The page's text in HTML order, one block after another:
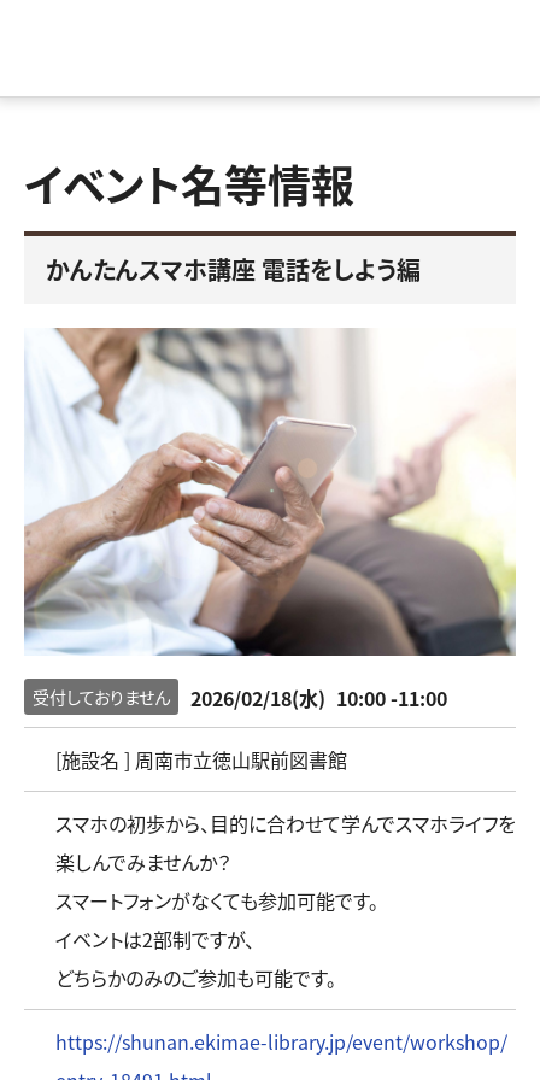
イベント名等情報
かんたんスマホ講座 電話をしよう編
受付しておりません 2026/02/18(水) 10:00 -11:00
[施設名 ] 周南市立徳山駅前図書館
スマホの初歩から、目的に合わせて学んでスマホライフを
楽しんでみませんか？
スマートフォンがなくても参加可能です。
イベントは2部制ですが、
どちらかのみのご参加も可能です。
https://shunan.ekimae-library.jp/event/workshop/